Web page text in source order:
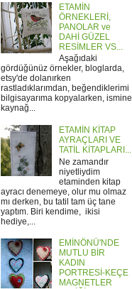
ETAMİN
ÖRNEKLERİ,
PANOLAR ve
DAHİ GÜZEL
RESİMLER VS...
Aşağıdaki
gördüğünüz örnekler, bloglarda,
etsy'de dolanırken
rastladıklarımdan, beğendiklerimi
bilgisayarıma kopyalarken, ismine
kaynağ...
ETAMİN KİTAP
AYRAÇLARI VE
TATİL KİTAPLARI...
Ne zamandır
niyetliydim
etaminden kitap
ayracı denemeye, olur mu olmaz
mı derken, bu tatil tam üç tane
yaptım. Biri kendime, ikisi
hediye,...
EMİNÖNÜ'NDE
MUTLU BİR
KADIN
PORTRESİ-KEÇE
MAGNETLER